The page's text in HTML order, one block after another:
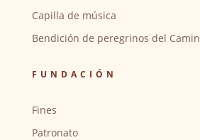
Capilla de música
Bendición de peregrinos del
FUNDACIÓN
Fines
Patronato